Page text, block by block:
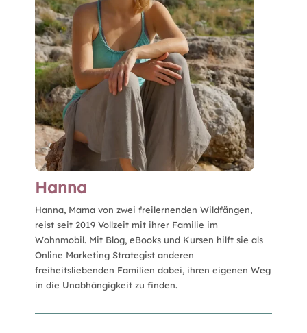
Hanna
Hanna, Mama von zwei freilernenden Wildfängen,
reist seit 2019 Vollzeit mit ihrer Familie im
Wohnmobil. Mit Blog, eBooks und Kursen hilft sie als
Online Marketing Strategist anderen
freiheitsliebenden Familien dabei, ihren eigenen Weg
in die Unabhängigkeit zu finden.